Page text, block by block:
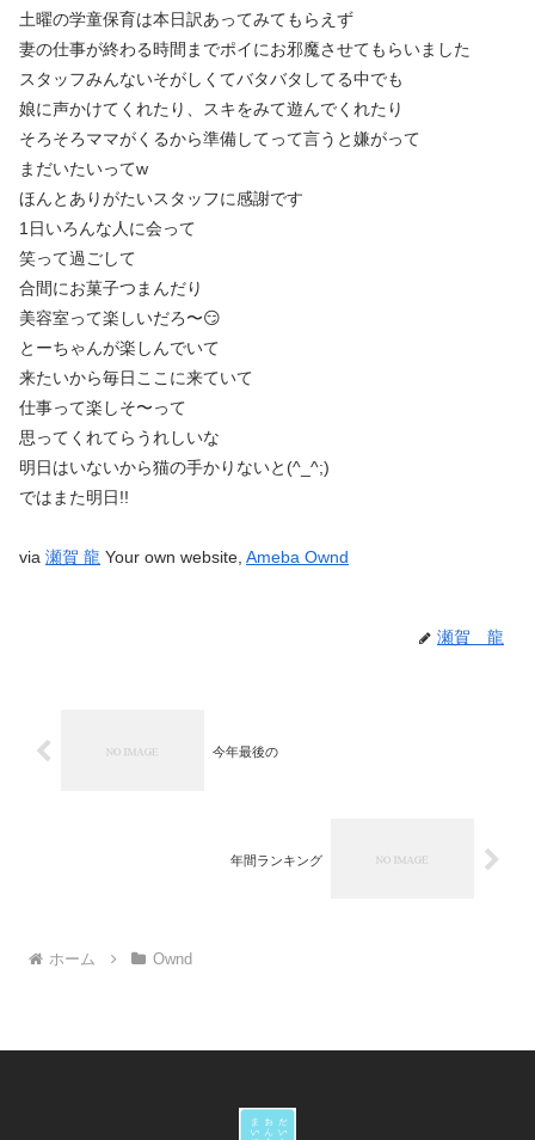
土曜の学童保育は本日訳あってみてもらえず
妻の仕事が終わる時間までポイにお邪魔させてもらいました
スタッフみんないそがしくてバタバタしてる中でも
娘に声かけてくれたり、スキをみて遊んでくれたり
そろそろママがくるから準備してって言うと嫌がって
まだいたいってw
ほんとありがたいスタッフに感謝です
1日いろんな人に会って
笑って過ごして
合間にお菓子つまんだり
美容室って楽しいだろ〜😏
とーちゃんが楽しんでいて
来たいから毎日ここに来ていて
仕事って楽しそ〜って
思ってくれてらうれしいな
明日はいないから猫の手かりないと(^_^;)
ではまた明日!!
via 瀬賀 龍 Your own website, Ameba Ownd
瀬賀 龍
今年最後の
年間ランキング
ホーム Ownd